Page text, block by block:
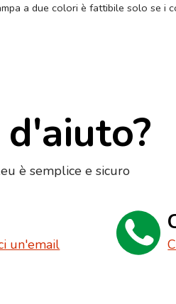
a due colori è fattibile solo se i
è semplice e sicuro
un'email